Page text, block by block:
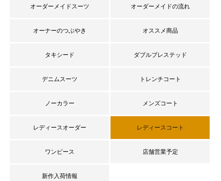
オーダーメイドスーツ オーダーメイドの流れ
オーナーのつぶやき オススメ商品
タキシード ダブルブレステッド
デニムスーツ トレンチコート
ノーカラー メンズコート
レディースオーダー レディースコート
ワンピース 店舗営業予定
新作入荷情報